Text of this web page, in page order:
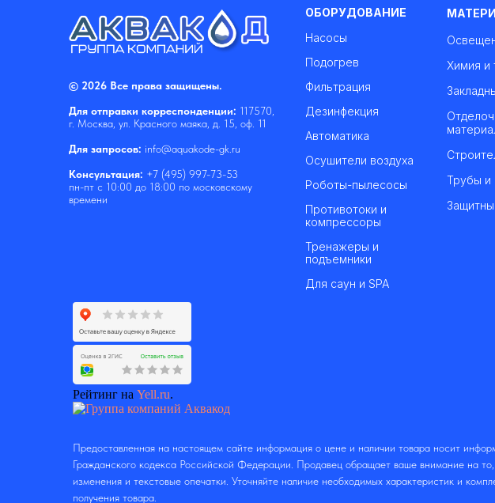
© 2026 Все права защищены.
Для отправки корреспонденции: 117570,
г. Москва, ул. Красного маяка, д. 15, оф. 11
Для запросов: info@aquakode-gk.ru
Консультация: +7 (495) 997-73-53
пн-пт с 10:00 до 18:00 по московскому
времени
ОБОРУДОВАНИЕ
Насосы
Подогрев
Фильтрация
Дезинфекция
Автоматика
Осушители воздуха
Роботы-пылесосы
Противотоки и
компрессоры
Тренажеры и
подъемники
Для саун и SPA
Химия и
Трубы и
Рейтинг на Yell.ru.
Предоставленная на настоящем сайте информация о цене и наличии товара носит
Гражданского кодекса Российской Федерации. Продавец обращает ваше внимание на
изменения и текстовые опечатки. Уточняйте наличие необходимых характеристик и
получения товара.